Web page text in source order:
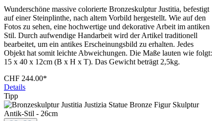
Wunderschöne massive colorierte Bronzeskulptur Justitia, befestigt
auf einer Steinplinthe, nach altem Vorbild hergestellt. Wie auf den
Fotos zu sehen, eine hochwertige und dekorative Arbeit im antiken
Stil. Durch aufwendige Handarbeit wird der Artikel traditionell
bearbeitet, um ein antikes Erscheinungsbild zu erhalten. Jedes
Objekt hat somit leichte Abweichungen. Die Maße lauten wie folgt:
15 x 40 x 12cm (B x H x T). Das Gewicht beträgt 2,5kg.
CHF 244.00*
Details
Tipp